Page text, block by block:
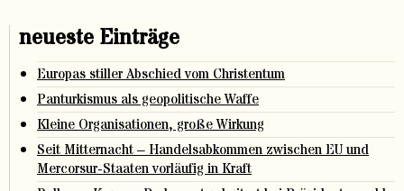
neueste Einträge
Europas stiller Abschied vom Christentum
Panturkismus als geopolitische Waffe
Kleine Organisationen, große Wirkung
Seit Mitternacht – Handelsabkommen zwischen EU und
Mercorsur-Staaten vorläufig in Kraft